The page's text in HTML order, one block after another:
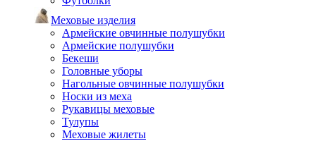
Меховые изделия
Армейские овчинные полушубки
Армейские полушубки
Бекеши
Головные уборы
Нагольные овчинные полушубки
Носки из меха
Рукавицы меховые
Тулупы
Меховые жилеты